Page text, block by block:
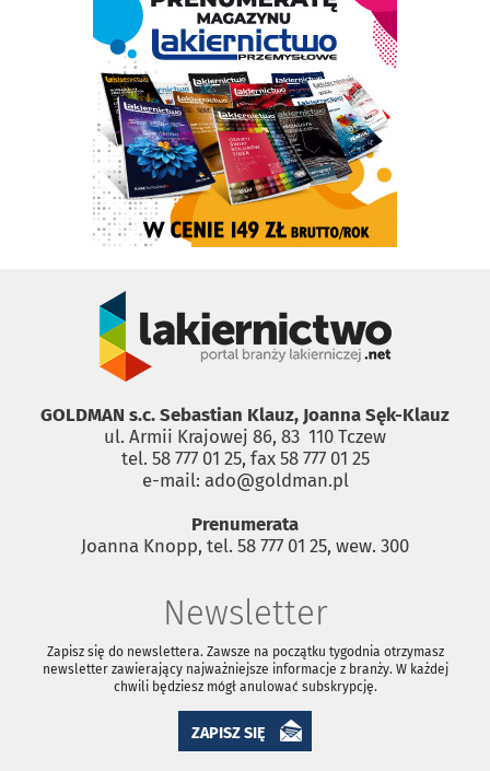
GOLDMAN s.c. Sebastian Klauz, Joanna Sęk-Klauz
ul. Armii Krajowej 86, 83 ­ 110 Tczew
tel. 58 777 01 25, fax 58 777 01 25
e-mail: ado@goldman.pl
Prenumerata
Joanna Knopp, tel. 58 777 01 25, wew. 300
Newsletter
Zapisz się do newslettera. Zawsze na początku tygodnia otrzymasz
newsletter zawierający najważniejsze informacje z branży. W każdej
chwili będziesz mógł anulować subskrypcję.
ZAPISZ SIĘ